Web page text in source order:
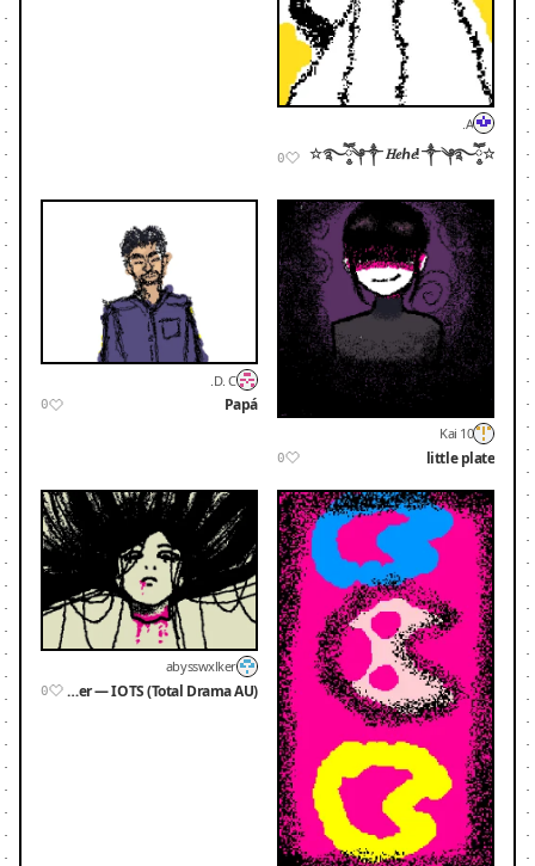
A.
☆࿐ཽ༵༆༒ 𝐻𝑒ℎ𝑒! ༒༆࿐ཽ༵☆
0
Kai 10
little plate
0
D. C.
Papá
0
abysswxlker
Heather — IOTS (Total Drama AU)
0